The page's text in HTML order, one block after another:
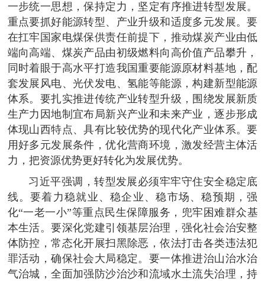
一步统一思想，保持定力，坚定有序推进转型发展。
重点要抓好能源转型、产业升级和适度多元发展。要
在扛牢国家电煤保供责任前提下，推动煤炭产业由低
端向高端、煤炭产品由初级燃料向高价值产品攀升，
同时着眼于高水平打造我国重要能源原材料基地，配
套发展风电、光伏发电、氢能等能源，构建新型能源
体系。要扎实推进传统产业转型升级，围绕发展新质
生产力因地制宜布局新兴产业和未来产业，逐步形成
体现山西特点、具有比较优势的现代化产业体系。要
用好多元发展条件，优化营商环境，激发经营主体活
力，把资源优势更好转化为发展优势。
习近平强调，转型发展必须牢牢守住安全稳定底
线。要着力稳就业、稳企业、稳市场、稳预期，强
化“一老一小”等重点民生保障服务，兜牢困难群众基
本生活。要深化党建引领基层治理，强化社会治安整
体防控，常态化开展扫黑除恶，依法打击各类违法犯
罪活动，确保社会大局稳定。要一体推进治山治水治
气治城，全面加强防沙治沙和流域水土流失治理，持